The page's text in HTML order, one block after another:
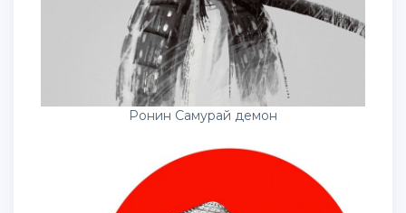
Ронин Самурай демон